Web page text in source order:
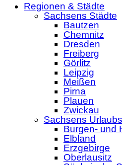
Regionen & Städte
Sachsens Städte
Bautzen
Chemnitz
Dresden
Freiberg
Görlitz
Leipzig
Meißen
Pirna
Plauen
Zwickau
Sachsens
Burgen- und
Elbland
Erzgebirge
Oberlausitz